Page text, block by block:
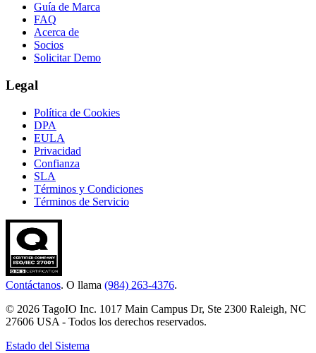
Guía de Marca
FAQ
Acerca de
Socios
Solicitar Demo
Legal
Política de Cookies
DPA
EULA
Privacidad
Confianza
SLA
Términos y Condiciones
Términos de Servicio
Contáctanos. O llama (984) 263-4376.
© 2026 TagoIO Inc. 1017 Main Campus Dr, Ste 2300 Raleigh, NC
27606 USA - Todos los derechos reservados.
Estado del Sistema